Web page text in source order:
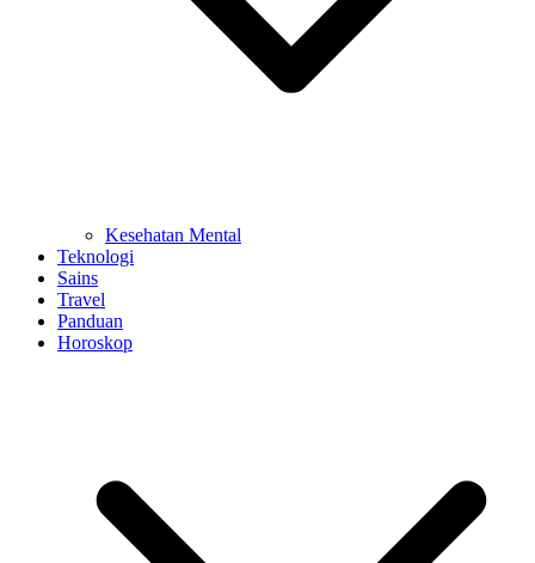
Kesehatan Mental
Teknologi
Sains
Travel
Panduan
Horoskop